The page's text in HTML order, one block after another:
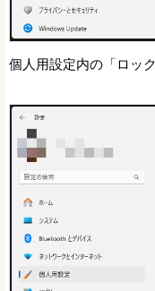
個人用設定内の「ロッ